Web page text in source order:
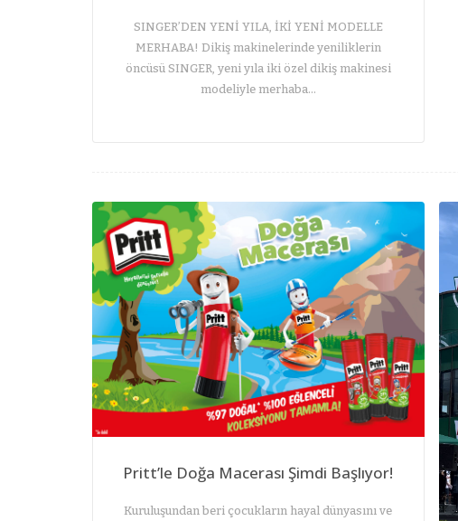
SINGER’DEN YENİ YILA, İKİ YENİ MODELLE
MERHABA! Dikiş makinelerinde yeniliklerin
öncüsü SINGER, yeni yıla iki özel dikiş makinesi
modeliyle merhaba…
Pritt’le Doğa Macerası Şimdi Başlıyor!
Kuruluşundan beri çocukların hayal dünyasını ve